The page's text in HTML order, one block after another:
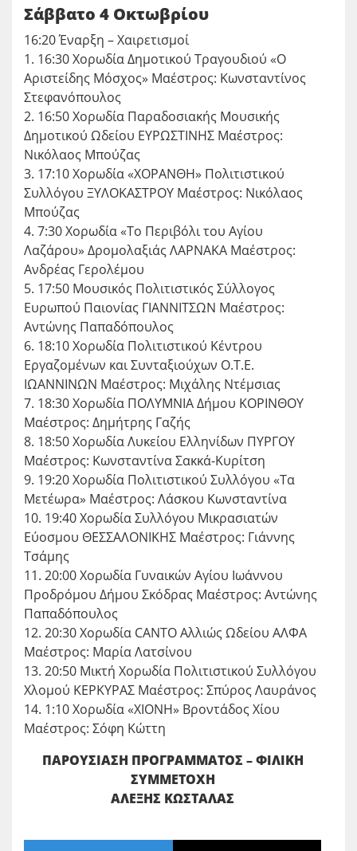
Σάββατο 4 Οκτωβρίου
16:20 Έναρξη – Χαιρετισμοί
1. 16:30 Χορωδία Δημοτικού Τραγουδιού «Ο
Αριστείδης Μόσχος» Μαέστρος: Κωνσταντίνος
Στεφανόπουλος
2. 16:50 Χορωδία Παραδοσιακής Μουσικής
Δημοτικού Ωδείου ΕΥΡΩΣΤΙΝΗΣ Μαέστρος:
Νικόλαος Μπούζας
3. 17:10 Χορωδία «ΧΟΡΑΝΘΗ» Πολιτιστικού
Συλλόγου ΞΥΛΟΚΑΣΤΡΟΥ Μαέστρος: Νικόλαος
Μπούζας
4. 7:30 Χορωδία «Το Περιβόλι του Αγίου
Λαζάρου» Δρομολαξιάς ΛΑΡΝΑΚΑ Μαέστρος:
Ανδρέας Γερολέμου
5. 17:50 Μουσικός Πολιτιστικός Σύλλογος
Ευρωπού Παιονίας ΓΙΑΝΝΙΤΣΩΝ Μαέστρος:
Αντώνης Παπαδόπουλος
6. 18:10 Χορωδία Πολιτιστικού Κέντρου
Εργαζομένων και Συνταξιούχων Ο.Τ.Ε.
ΙΩΑΝΝΙΝΩΝ Μαέστρος: Μιχάλης Ντέμσιας
7. 18:30 Χορωδία ΠΟΛΥΜΝΙΑ Δήμου ΚΟΡΙΝΘΟΥ
Μαέστρος: Δημήτρης Γαζής
8. 18:50 Χορωδία Λυκείου Ελληνίδων ΠΥΡΓΟΥ
Μαέστρος: Κωνσταντίνα Σακκά-Κυρίτση
9. 19:20 Χορωδία Πολιτιστικού Συλλόγου «Τα
Μετέωρα» Μαέστρος: Λάσκου Κωνσταντίνα
10. 19:40 Χορωδία Συλλόγου Μικρασιατών
Εύοσμου ΘΕΣΣΑΛΟΝΙΚΗΣ Μαέστρος: Γιάννης
Τσάμης
11. 20:00 Χορωδία Γυναικών Αγίου Ιωάννου
Προδρόμου Δήμου Σκόδρας Μαέστρος: Αντώνης
Παπαδόπουλος
12. 20:30 Χορωδία CANTO Αλλιώς Ωδείου ΑΛΦΑ
Μαέστρος: Μαρία Λατσίνου
13. 20:50 Μικτή Χορωδία Πολιτιστικού Συλλόγου
Χλομού ΚΕΡΚΥΡΑΣ Μαέστρος: Σπύρος Λαυράνος
14. 1:10 Χορωδία «ΧΙΟΝΗ» Βροντάδος Χίου
Μαέστρος: Σόφη Κώττη
ΠΑΡΟΥΣΙΑΣΗ ΠΡΟΓΡΑΜΜΑΤΟΣ – ΦΙΛΙΚΗ
ΣΥΜΜΕΤΟΧΗ
ΑΛΕΞΗΣ ΚΩΣΤΑΛΑΣ